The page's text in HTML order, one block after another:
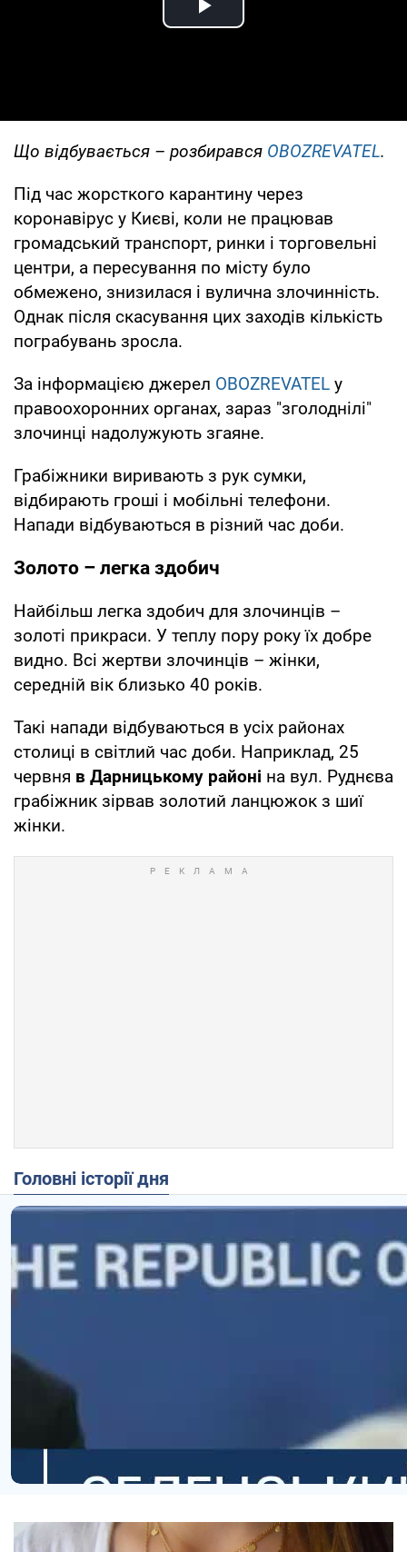
Play Video
Що відбувається – розбирався OBOZREVATEL.
Під час жорсткого карантину через
коронавірус у Києві, коли не працював
громадський транспорт, ринки і торговельні
центри, а пересування по місту було
обмежено, знизилася і вулична злочинність.
Однак після скасування цих заходів кількість
пограбувань зросла.
За інформацією джерел OBOZREVATEL у
правоохоронних органах, зараз "зголоднілі"
злочинці надолужують згаяне.
Грабіжники виривають з рук сумки,
відбирають гроші і мобільні телефони.
Напади відбуваються в різний час доби.
Золото – легка здобич
Найбільш легка здобич для злочинців –
золоті прикраси. У теплу пору року їх добре
видно. Всі жертви злочинців – жінки,
середній вік близько 40 років.
Такі напади відбуваються в усіх районах
столиці в світлий час доби. Наприклад, 25
червня в Дарницькому районі на вул. Руднєва
грабіжник зірвав золотий ланцюжок з шиї
жінки.
Головні історії дня